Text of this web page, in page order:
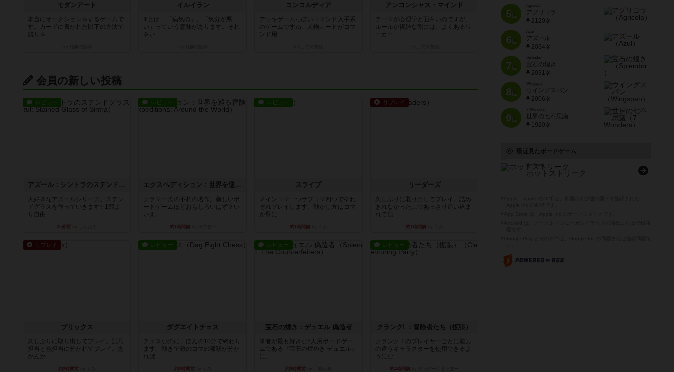
モダンアート
本当にオークションをするゲームで
す。カードに書かれた以下の方法で
競りを...
イルイラン
Illとは、「病気の」、「気分が悪
い」っていう意味があります。それ
をい...
コンコルディア
デッキゲームっぽいコマンド入手系
のゲームですね。人物カードがコマ
ンド用...
アンコンシャス・マインド
テーマが心理学と面白いのですが、
ルールが複雑な割には、よくあるワ
ーカー...
会員の新しい投稿
レビュー
アズール：シントラのステンドグラス
大好きなアズールシリーズ。ステン
ドグラスを作っていきます✨1部よ
り自由...
25分前
レビュー
エクスペディション：世界を巡る冒険
クラマー氏の不朽の名作。新しいボ
ードゲームほどおもしろいはず？い
いえ。...
約1時間前
レビュー
スライプ
メインコマ一つサブコマ四つでそれ
ぞれプレイします。動かし方はコマ
か壁に...
約1時間前
リプレイ
リーダーズ
久しぶりに取り出してプレイ。詰め
きれなかった…であっさり追い込ま
れて負...
約1時間前
リプレイ
ブリックス
久しぶりに取り出してプレイ。記号
担当と色担当に分かれてプレイ。あ
かんか...
約2時間前
レビュー
ダグエイトチェス
チェスなのに、ほんの10分で終わり
ます。動きで敵のコマの種類が分か
れば...
約2時間前
レビュー
宝石の煌き：デュエル 偽造者
筆者が最も好きな2人用ボードゲー
ムである『宝石の煌めき デュエル』
に、...
約3時間前
レビュー
クランク! ：冒険者たち（拡張）
クランク！のプレイヤーごとに能力
の違うキャラクターを使用できるよ
うにな...
約4時間前
5位
Agricola
アグリコラ
2120名
6位
Azul
アズール
2034名
7位
宝石の煌き
2031名
8位
Wingspan
ウイングスパン
2006名
9位
7 Wonders
世界の七不思議
1920名
最近見たボードゲーム
Hot Streak
ホットストリーク